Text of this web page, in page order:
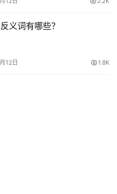
义词有哪些？
12日 1.8K